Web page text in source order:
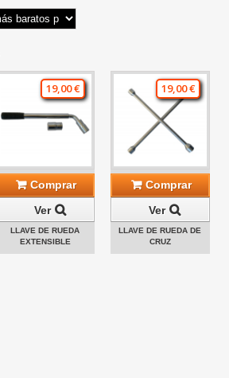
19,00 €
Comprar
Ver
LLAVE DE RUEDA
EXTENSIBLE
19,00 €
Comprar
Ver
LLAVE DE RUEDA DE
CRUZ